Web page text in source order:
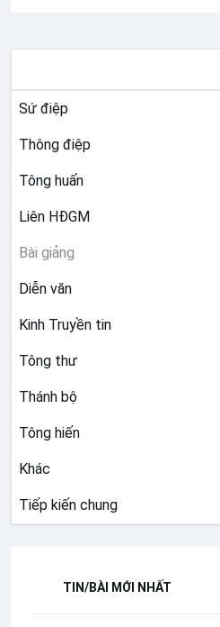
Sứ điệp
Thông điệp
Tông huấn
Liên HĐGM
Bài giảng
Diễn văn
Kinh Truyền tin
Tông thư
Thánh bộ
Tông hiến
Khác
Tiếp kiến chung
TIN/BÀI MỚI NHẤT